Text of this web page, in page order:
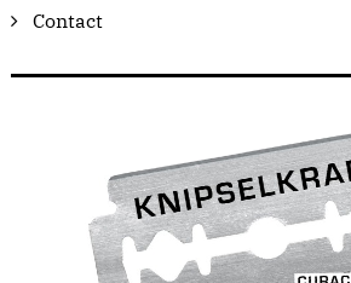
Contact